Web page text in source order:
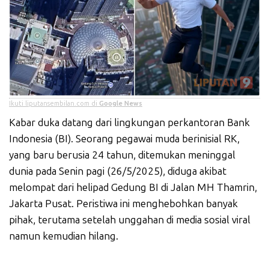
Ikuti liputansembilan.com di Google News
Kabar duka datang dari lingkungan perkantoran Bank
Indonesia (BI). Seorang pegawai muda berinisial RK,
yang baru berusia 24 tahun, ditemukan meninggal
dunia pada Senin pagi (26/5/2025), diduga akibat
melompat dari helipad Gedung BI di Jalan MH Thamrin,
Jakarta Pusat. Peristiwa ini menghebohkan banyak
pihak, terutama setelah unggahan di media sosial viral
namun kemudian hilang.